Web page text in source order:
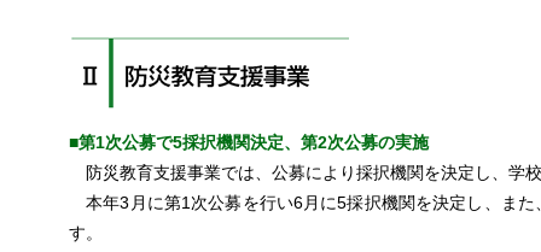
■第1次公募で5採択機関決定、第2次公募の実施
防災教育支援事業では、公募により採択機関を決定し、学
本年3月に第1次公募を行い6月に5採択機関を決定し、ま
す。